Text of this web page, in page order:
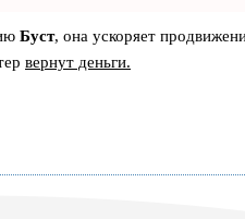
Буст, она ускоряет
вернут деньги.